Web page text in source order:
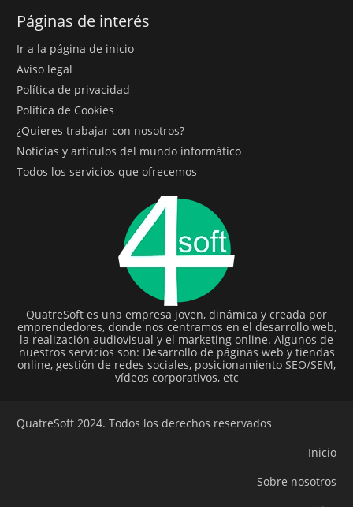
Páginas de interés
Ir a la página de inicio
Aviso legal
Política de privacidad
Política de Cookies
¿Quieres trabajar con nosotros?
Noticias y artículos del mundo informático
Todos los servicios que ofrecemos
QuatreSoft es una empresa joven, dinámica y creada por
emprendedores, donde nos centramos en el desarrollo web,
la realización audiovisual y el marketing online. Algunos de
nuestros servicios son: Desarrollo de páginas web y tiendas
online, gestión de redes sociales, posicionamiento SEO/SEM,
vídeos corporativos, etc
QuatreSoft 2024. Todos los derechos reservados
Inicio
Sobre nosotros